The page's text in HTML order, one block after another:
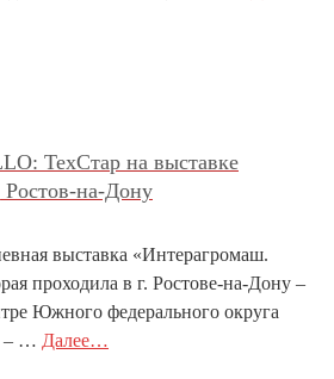
ТехСтар на выставке
на-Дону
выставка «Интерагромаш.
проходила в г. Ростове-на-Дону –
Южного федерального округа
– … Далее…